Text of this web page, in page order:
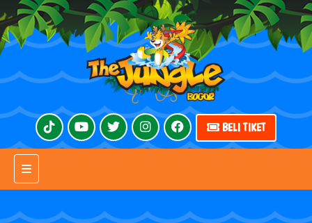
BELI TIKET
Toggle navigation